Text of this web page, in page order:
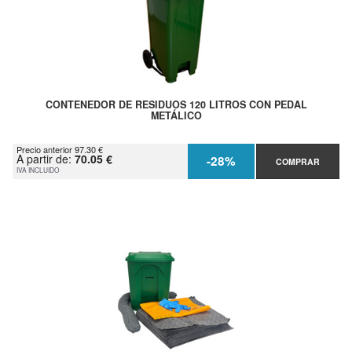
CONTENEDOR DE RESIDUOS 120 LITROS CON PEDAL
METÁLICO
Precio anterior 97.30 €
A partir de: 70.05 €
IVA INCLUIDO -28% COMPRAR